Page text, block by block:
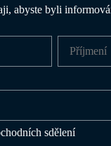
abyste byli
sdělení